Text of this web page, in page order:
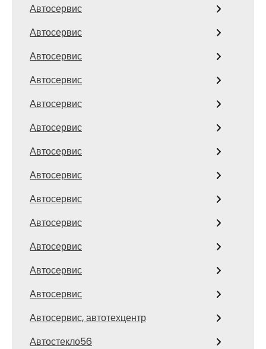
Автосервис
Автосервис
Автосервис
Автосервис
Автосервис
Автосервис
Автосервис
Автосервис
Автосервис
Автосервис
Автосервис
Автосервис
Автосервис
Автосервис, автотехцентр
Автостекло56